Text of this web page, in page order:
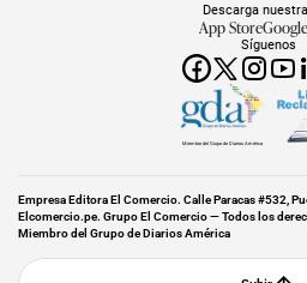
Síguenos
Descarga
App Store
Miembro del Grupo de Diarios América
Empresa Editora El Comercio. Calle Paracas #532,
Elcomercio.pe. Grupo El Comercio — Todos los
Miembro del Grupo de Diarios América